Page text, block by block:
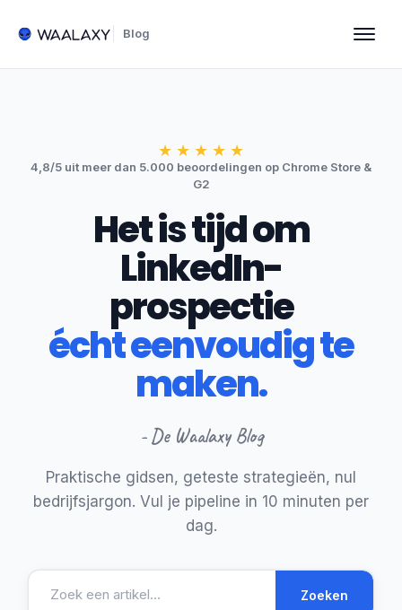
Blog
★ ★ ★ ★ ★
4,8/5 uit meer dan 5.000 beoordelingen op Chrome Store &
G2
Het is tijd om
LinkedIn-
prospectie
écht eenvoudig te
maken.
- De Waalaxy Blog
Praktische gidsen, geteste strategieën, nul
bedrijfsjargon. Vul je pipeline in 10 minuten per
dag.
Zoeken